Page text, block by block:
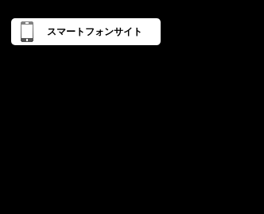
スマートフォンサイト